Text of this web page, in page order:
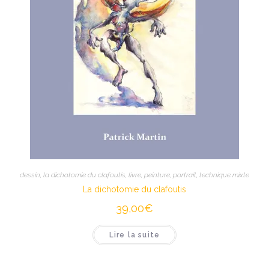
dessin, la dichotomie du clafoutis, livre, peinture, portrait, technique mixte
La dichotomie du clafoutis
39,00€
Lire la suite